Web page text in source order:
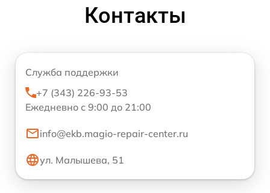
Контакты
Служба поддержки
+7 (343) 226-93-53
Ежедневно с 9:00 до 21:00
info@ekb.magio-repair-center.ru
ул. Малышева, 51